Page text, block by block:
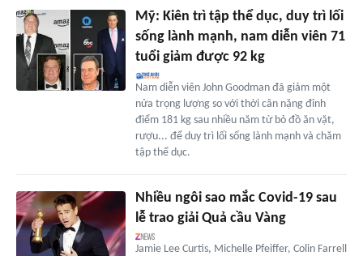
Mỹ: Kiên trì tập thể dục, duy trì lối
sống lành mạnh, nam diễn viên 71
tuổi giảm được 92 kg
Nam diễn viên John Goodman đã giảm một
nửa trọng lượng so với thời cân nặng đỉnh
điểm 181 kg sau nhiều năm từ bỏ đồ ăn vặt,
rượu... để duy trì lối sống lành mạnh và chăm
tập thể dục.
Nhiều ngôi sao mắc Covid-19 sau
lễ trao giải Quả cầu Vàng
Jamie Lee Curtis, Michelle Pfeiffer, Colin Farrell